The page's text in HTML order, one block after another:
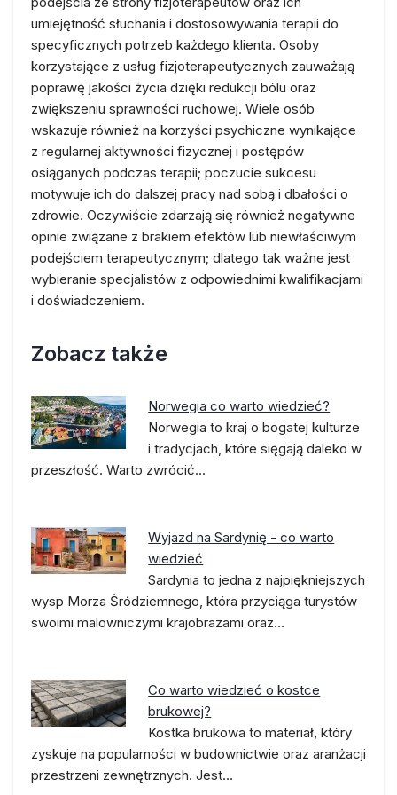
umiejętność słuchania i dostosowywania terapii do
specyficznych potrzeb każdego klienta. Osoby
korzystające z usług fizjoterapeutycznych zauważają
poprawę jakości życia dzięki redukcji bólu oraz
zwiększeniu sprawności ruchowej. Wiele osób
wskazuje również na korzyści psychiczne wynikające
z regularnej aktywności fizycznej i postępów
osiąganych podczas terapii; poczucie sukcesu
motywuje ich do dalszej pracy nad sobą i dbałości o
zdrowie. Oczywiście zdarzają się również negatywne
opinie związane z brakiem efektów lub niewłaściwym
podejściem terapeutycznym; dlatego tak ważne jest
wybieranie specjalistów z odpowiednimi kwalifikacjami
i doświadczeniem.
Zobacz także
Norwegia co warto wiedzieć?
Norwegia to kraj o bogatej kulturze
i tradycjach, które sięgają daleko w
przeszłość. Warto zwrócić…
Wyjazd na Sardynię - co warto
wiedzieć
Sardynia to jedna z najpiękniejszych
wysp Morza Śródziemnego, która przyciąga turystów
swoimi malowniczymi krajobrazami oraz…
Co warto wiedzieć o kostce
brukowej?
Kostka brukowa to materiał, który
zyskuje na popularności w budownictwie oraz aranżacji
przestrzeni zewnętrznych. Jest…